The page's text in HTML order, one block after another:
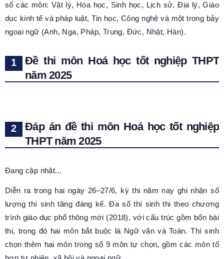
số các môn: Vật lý, Hóa học, Sinh học, Lịch sử, Địa lý, Giáo
dục kinh tế và pháp luật, Tin học, Công nghệ và một trong bảy
ngoại ngữ (Anh, Nga, Pháp, Trung, Đức, Nhật, Hàn).
Đề thi môn Hoá học tốt nghiệp THPT
năm 2025
Đáp án đề thi môn Hoá học tốt nghiệp
THPT năm 2025
Đang cập nhật...
Diễn ra trong hai ngày 26–27/6, kỳ thi năm nay ghi nhận số
lượng thí sinh tăng đáng kể. Đa số thí sinh thi theo chương
trình giáo dục phổ thông mới (2018), với cấu trúc gồm bốn bài
thi, trong đó hai môn bắt buộc là Ngữ văn và Toán. Thí sinh
chọn thêm hai môn trong số 9 môn tự chọn, gồm các môn tổ